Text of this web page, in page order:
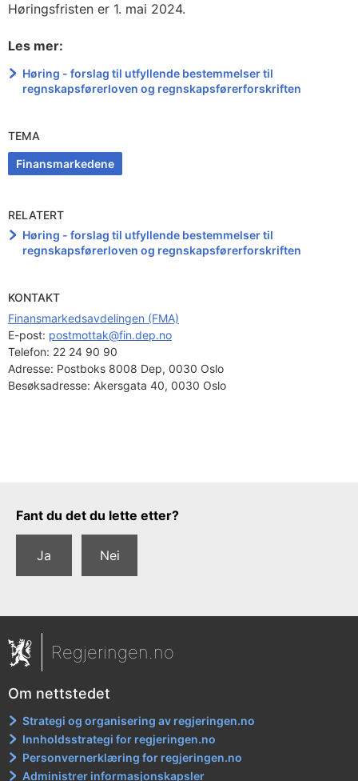
Høringsfristen er 1. mai 2024.
Les mer:
Høring - forslag til utfyllende bestemmelser til
regnskapsførerloven og regnskapsførerforskriften
TEMA
Finansmarkedene
RELATERT
Høring - forslag til utfyllende bestemmelser til
regnskapsførerloven og regnskapsførerforskriften
KONTAKT
Finansmarkedsavdelingen (FMA)
E-post: postmottak@fin.dep.no
Telefon: 22 24 90 90
Adresse: Postboks 8008 Dep, 0030 Oslo
Besøksadresse: Akersgata 40, 0030 Oslo
Tilbakemeldingsskjema
Fant du det du lette etter?
Ja Nei
Regjeringen.no
Om nettstedet
Strategi og organisering av regjeringen.no
Innholdsstrategi for regjeringen.no
Personvernerklæring for regjeringen.no
Administrer informasjonskapsler